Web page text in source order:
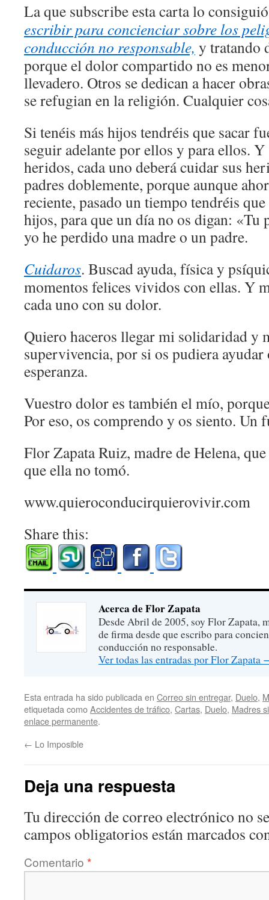
La que subscribe esta carta lo
escribir para concienciar sobre los
conducción no responsable, y tratando
porque el dolor compartido no es
llevadero. Otros se dedican a hacer
se refugian en la religión. Cualquier
Si tenéis más hijos tendréis que sacar
seguir adelante por ellos y para ellos. Y
heridos, cada uno deberá cuidar sus
padres doblemente, porque aunque
reciente, pasado un tiempo tendréis
hijos, para que un día no os digan: «Tu
yo he perdido una madre o un padre.
Cuidaros. Buscad ayuda, física y
momentos felices vividos con ellas. Y
cada uno con su dolor.
Quiero haceros llegar mi solidaridad
supervivencia, por si os pudiera
esperanza.
Vuestro dolor es también el mío,
Por eso, os comprendo y os siento. Un
Flor Zapata Ruiz, madre de Helena,
que ella no tomó.
www.quieroconducirquierovivir.com
Share this:
Acerca de Flor Zapata
Desde Abril de 2005, soy Flor Zapata,
de firma desde que escribo para
conducción no responsable.
Ver todas las entradas por Flor Zapata
Esta entrada ha sido publicada en Correo sin entregar, Duelo,
etiquetada comoAccidentes de tráfico, Cartas, Duelo, Madres
enlace permanente.
← Lo Imposible
Deja una respuesta
Tu dirección de correo electrónico no
campos obligatorios están marcados
Comentario *